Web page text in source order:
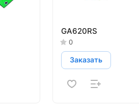
GA620RS
0
Заказать